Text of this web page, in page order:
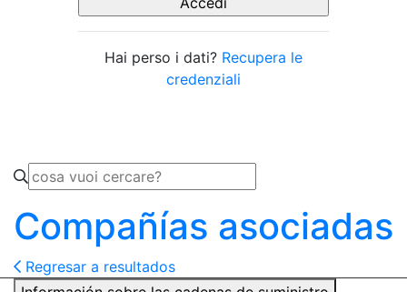
Hai perso i dati? Recupera le
credenziali
Compañías asociadas
Regresar a resultados